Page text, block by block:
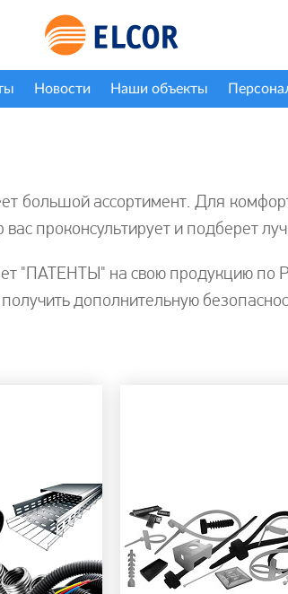
Новости Наши объекты
большой ассортимент. Для
проконсультирует и подберет
"ПАТЕНТЫ" на свою продукцию по
дополнительную